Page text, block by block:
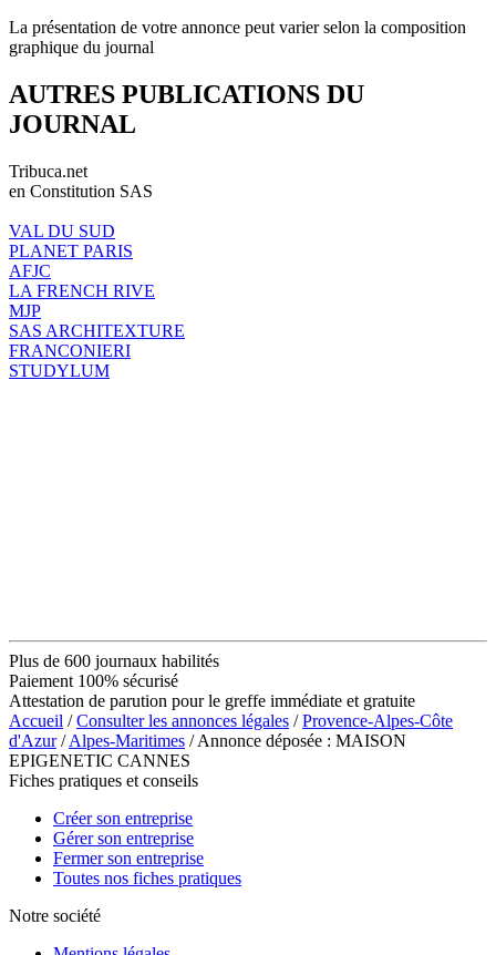
La présentation de votre annonce peut varier selon la composition
graphique du journal
AUTRES PUBLICATIONS DU
JOURNAL
Tribuca.net
en Constitution SAS
VAL DU SUD
PLANET PARIS
AFJC
LA FRENCH RIVE
MJP
SAS ARCHITEXTURE
FRANCONIERI
STUDYLUM
Plus de 600 journaux habilités
Paiement 100% sécurisé
Attestation de parution pour le greffe immédiate et gratuite
Accueil /Consulter les annonces légales /Provence-Alpes-Côte
d'Azur/Alpes-Maritimes / Annonce déposée : MAISON
EPIGENETIC CANNES
Fiches pratiques et conseils
Créer son entreprise
Gérer son entreprise
Fermer son entreprise
Toutes nos fiches pratiques
Notre société